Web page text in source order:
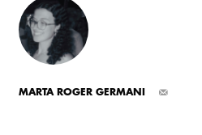
MARTA ROGER GERMANI